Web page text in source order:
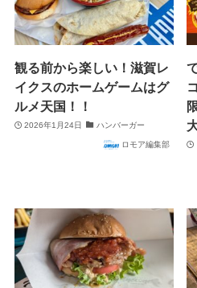
観る前から楽しい！滋賀レ
イクスのホームゲームはグ
ルメ天国！！
2026年1月24日 ハンバーガー
ロモア編集部